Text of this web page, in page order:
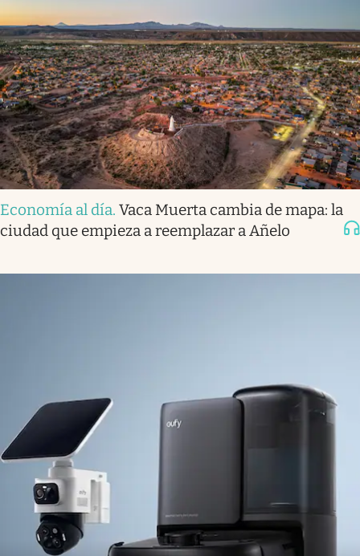
Economía al día. Vaca Muerta cambia de mapa: la
ciudad que empieza a reemplazar a Añelo